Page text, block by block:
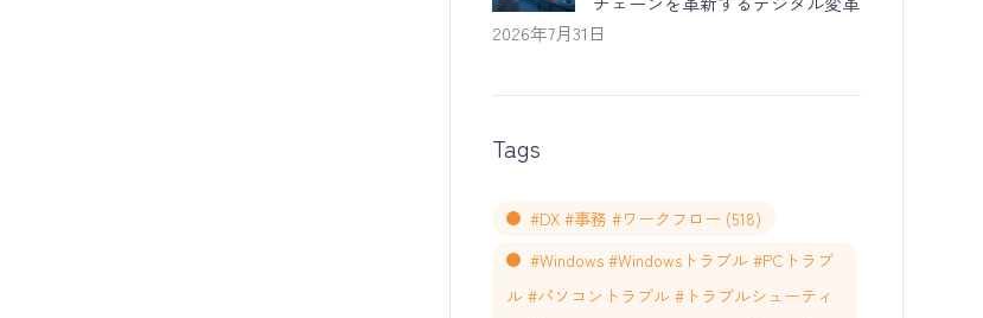
2026年7月31日
Tags
#DX #事務 #ワークフロー (518)
#Windows #Windowsトラブル #PCトラブ
ル #パソコントラブル #トラブルシューティ